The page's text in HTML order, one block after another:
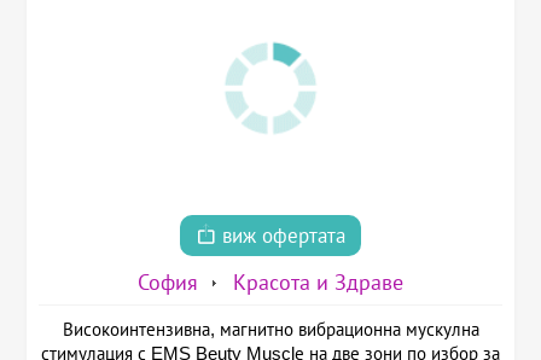
виж офертата
София Красота и Здраве
Високоинтензивна, магнитно вибрационна мускулна
стимулация с EMS Beuty Musclе на две зони по избор за